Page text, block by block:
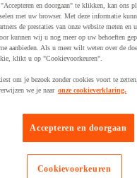
en oefentherapie
en echografie
voor buitenopslag
en doorgaan" te klikken, kan ons
met uw browser. Met deze informatie
de prestaties van onze website meten en
kunnen wij u nog meer op uw behoeften
aanbieden. Als u meer wilt weten over de
klikt u op "Cookievoorkeuren".
om je bezoek zonder cookies voort te
we je naar onze cookieverklaring.
Accepteren en doorgaan
Cookievoorkeuren